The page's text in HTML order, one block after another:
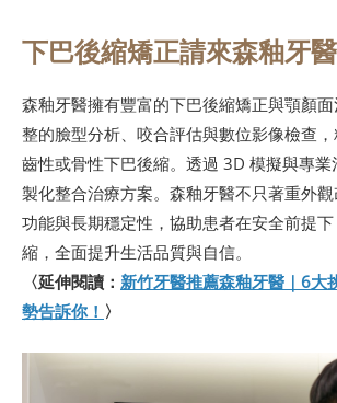
下巴後縮矯正請來森釉牙醫
森釉牙醫擁有豐富的下巴後縮矯正與顎顏
整的臉型分析、咬合評估與數位影像檢查
齒性或骨性下巴後縮。透過 3D 模擬與專
製化整合治療方案。森釉牙醫不只著重外
功能與長期穩定性，協助患者在安全前提
縮，全面提升生活品質與自信。
〈延伸閱讀： 新竹牙醫推薦森釉牙醫｜6大
勢告訴你！ 〉